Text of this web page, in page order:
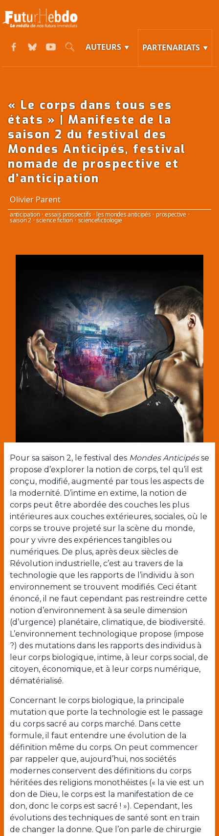
AUTEURS PARTENARIATS
« Le corps dans tous ses
états » | Manifeste de la
saison 2 du festival des
Mondes Anticipés, festival
nomade de prospective et
d’anticipation
Olivier Parent
anticipation · essais prospectifs · les mondes anticipés · prospective ·
saison 2 · science fiction · sciencefictiologie
Pour sa saison 2, le festival des Mondes Anticipésse
propose d’explorer la notion de corps, tel qu’il est
conçu, modifié, augmenté par tous les aspects de
la modernité. D’intime en extime, la notion de
corps peut être abordée des couches les plus
intérieures aux couches extérieures, sociales, où le
corps se trouve projeté sur la scène du monde,
pour y vivre des expériences tangibles ou
numériques. De plus, après deux siècles de
Révolution industrielle, c’est au travers de la
technologie que les rapports de l’individu à son
environnement se trouvent modifiés. Ceci étant
énoncé, il ne faut cependant pas restreindre cette
notion d’environnement à sa seule dimension
(d’urgence) planétaire, climatique, de biodiversité.
L’environnement technologique propose (impose
?) des mutations dans les rapports des individus à
leur corps biologique, intime, à leur corps social, de
citoyen, économique, et à leur corps numérique,
dématérialisé.
Concernant le corps biologique, la principale
mutation que porte la technologie est le passage
du corps sacré au corps marché. Dans cette
formule, il faut entendre une évolution de la
définition même du corps. On peut commencer
par rappeler que, aujourd’hui, nos sociétés
modernes conservent des définitions du corps
héritées des religions monothéistes (« la vie est un
don de Dieu, le corps est la manifestation de ce
don, donc le corps est sacré ! »). Cependant, les
évolutions des techniques de santé sont en train
de changer la donne. Que l’on parle de chirurgie